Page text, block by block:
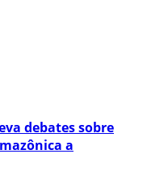
debates sobre
a